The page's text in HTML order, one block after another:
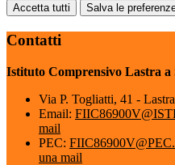
Accetta tutti Salva le
Contatti
Istituto Comprensivo Lastra a
Via P. Togliatti, 41 -
Email:
mail
PEC:
una mail